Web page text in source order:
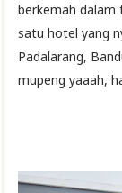
berkemah dalam
satu hotel yang
Padalarang,
mupeng yaaah,